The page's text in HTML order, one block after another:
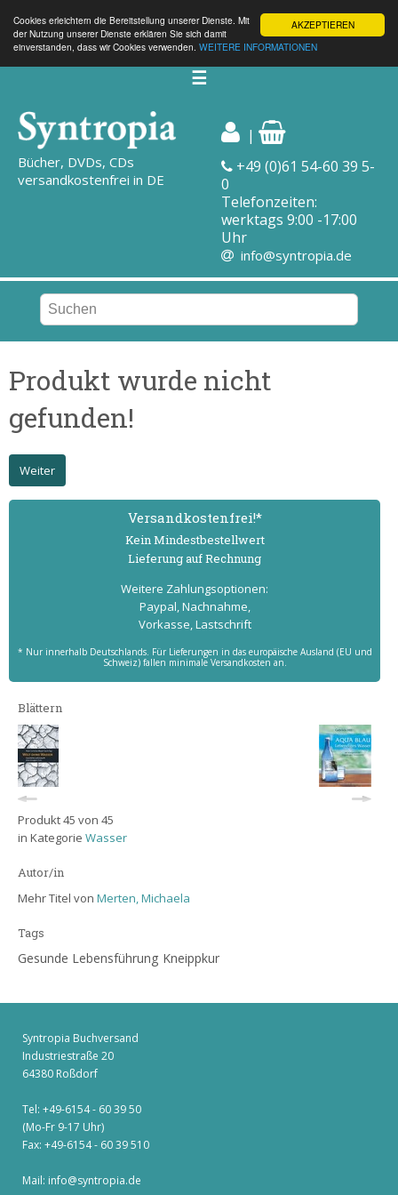
AKZEPTIEREN
Cookies erleichtern die Bereitstellung unserer Dienste. Mit
der Nutzung unserer Dienste erklären Sie sich damit
einverstanden, dass wir Cookies verwenden. WEITERE INFORMATIONEN
☰
Bücher, DVDs, CDs
versandkostenfrei in DE
|
+49 (0)61 54-60 39 5-
0
Telefonzeiten:
werktags 9:00 -17:00
Uhr
info@syntropia.de
Produkt wurde nicht
gefunden!
Weiter
Versand­kostenfrei!*
Kein Mindest­bestell­wert
Lieferung auf Rechnung
Weitere Zahlungs­optionen:
Paypal, Nachnahme,
Vorkasse, Lastschrift
* Nur innerhalb Deutschlands. Für Lieferungen in das europäische Ausland (EU und
Schweiz) fallen minimale Versandkosten an.
Blättern
Produkt 45 von 45
in Kategorie Wasser
Autor/in
Mehr Titel von Merten, Michaela
Tags
Gesunde Lebensführung Kneippkur
Syntropia Buchversand
Industriestraße 20
64380 Roßdorf
Tel: +49-6154 - 60 39 50
(Mo-Fr 9-17 Uhr)
Fax: +49-6154 - 60 39 510
Mail: info@syntropia.de